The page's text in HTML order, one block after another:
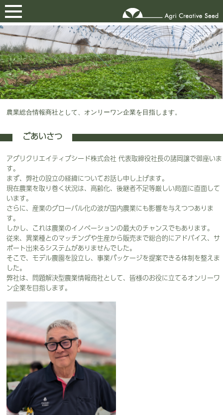
農業総合情報商社として、オンリーワン企業を目指します。
ごあいさつ
アグリクリエイティブシード株式会社 代表取締役社長の諸岡譲で御座いま
す。
まず、弊社の設立の経緯についてお話し申し上げます。
現在農業を取り巻く状況は、高齢化、後継者不足等厳しい局面に直面して
います。
さらに、産業のグローバル化の波が国内農業にも影響を与えつつありま
す。
しかし、これは農業のイノベーションの最大のチャンスでもあります。
従来、異業種とのマッチングや生産から販売まで総合的にアドバイス、サ
ポート出来るシステムがありませんでした。
そこで、モデル農園を設立し、事業パッケージを提案できる体制を整えま
した。
弊社は、問題解決型農業情報商社として、皆様のお役に立てるオンリーワ
ン企業を目指します。